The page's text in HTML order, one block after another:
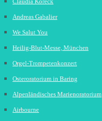
Andreas Gabalier
We Salut You
Heilig-Blut-Messe, München
Orgel-Trompetenkonzert
Osteroratorium in Baring
Alpenländisches Marienoratorium
Airbourne